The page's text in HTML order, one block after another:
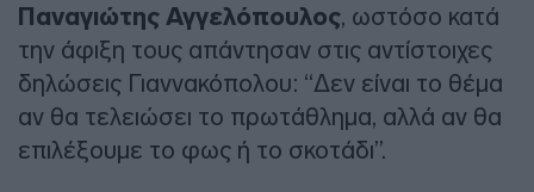
Παναγιώτης Αγγελόπουλος, ωστόσο κατά
την άφιξη τους απάντησαν στις αντίστοιχες
δηλώσεις Γιαννακόπολου: “Δεν είναι το θέμα
αν θα τελειώσει το πρωτάθλημα, αλλά αν θα
επιλέξουμε το φως ή το σκοτάδι”.